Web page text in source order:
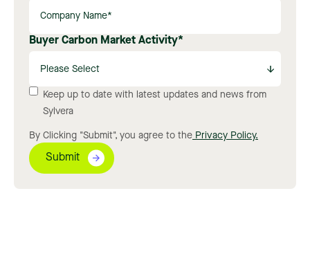
Buyer Carbon Market Activity*
Keep up to date with latest updates and news from
Sylvera
By Clicking "Submit", you agree to the Privacy Policy.